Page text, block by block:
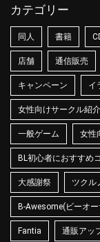
カテゴリー
同人 書籍
店舗 通信販売
キャンペーン イ
女性向けサークル紹介
一般ゲーム 女性
BL初心者におすすめ
大感謝祭 ツクル
B-Awesome(ビーオ
Fantia 通販アッ